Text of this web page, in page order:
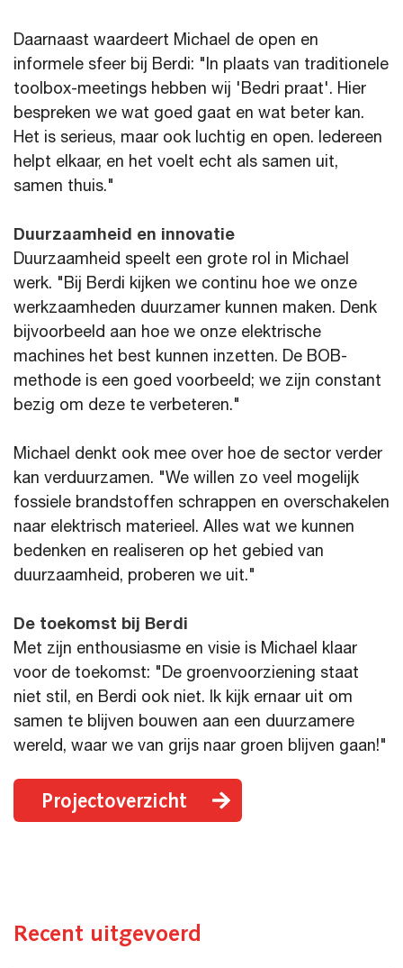
Daarnaast waardeert Michael de open en
informele sfeer bij Berdi: "In plaats van traditionele
toolbox-meetings hebben wij 'Bedri praat'. Hier
bespreken we wat goed gaat en wat beter kan.
Het is serieus, maar ook luchtig en open. Iedereen
helpt elkaar, en het voelt echt als samen uit,
samen thuis."
Duurzaamheid en innovatie
Duurzaamheid speelt een grote rol in Michael
werk. "Bij Berdi kijken we continu hoe we onze
werkzaamheden duurzamer kunnen maken. Denk
bijvoorbeeld aan hoe we onze elektrische
machines het best kunnen inzetten. De BOB-
methode is een goed voorbeeld; we zijn constant
bezig om deze te verbeteren."
Michael denkt ook mee over hoe de sector verder
kan verduurzamen. "We willen zo veel mogelijk
fossiele brandstoffen schrappen en overschakelen
naar elektrisch materieel. Alles wat we kunnen
bedenken en realiseren op het gebied van
duurzaamheid, proberen we uit."
De toekomst bij Berdi
Met zijn enthousiasme en visie is Michael klaar
voor de toekomst: "De groenvoorziening staat
niet stil, en Berdi ook niet. Ik kijk ernaar uit om
samen te blijven bouwen aan een duurzamere
wereld, waar we van grijs naar groen blijven gaan!"
Projectoverzicht
Recent uitgevoerd